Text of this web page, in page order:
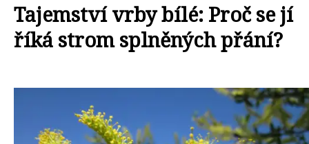
Tajemství vrby bílé: Proč se jí
říká strom splněných přání?